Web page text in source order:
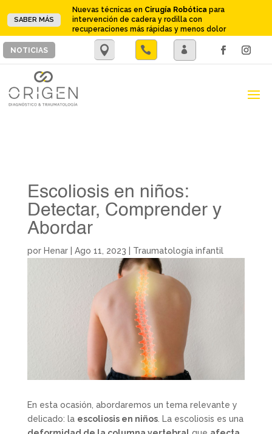
SABER MÁS
Nuevas técnicas en Cirugía Robótica para
intervención de cadera y rodilla con
recuperaciones más rápidas y menos dolor
NOTICIAS 
Escoliosis en niños:
Detectar, Comprender y
Abordar
por Henar| Ago 11, 2023 | Traumatología infantil
En esta ocasión, abordaremos un tema relevante y
delicado: la escoliosis en niños. La escoliosis es una